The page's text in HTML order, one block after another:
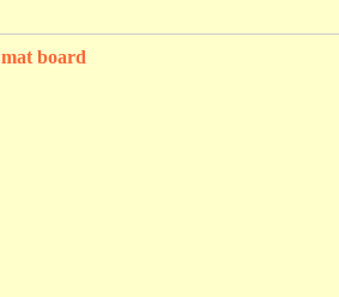
mat board